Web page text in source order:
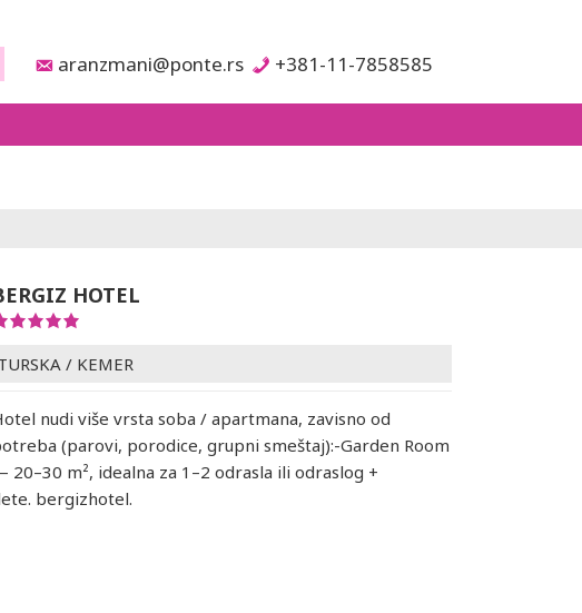
aranzmani@ponte.rs +381-11-7858585
HOTEL
/ KEMER
nudi više vrsta soba / apartmana, zavisno od
(parovi, porodice, grupni smeštaj):-Garden Room
20–30 m², idealna za 1–2 odrasla ili odraslog +
bergizhotel.